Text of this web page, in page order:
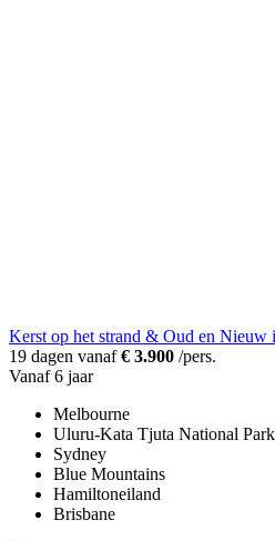
Kerst op het strand & Oud en Nieuw
19 dagen vanaf€ 3.900 /pers.
Vanaf 6 jaar
Melbourne
Uluru-Kata Tjuta National Park
Sydney
Blue Mountains
Hamiltoneiland
Brisbane